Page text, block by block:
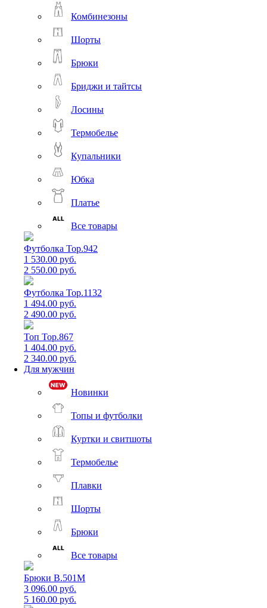
Комбинезоны
Шорты
Брюки
Бриджи и тайтсы
Лосины
Термобелье
Купальники
Юбка
Платье
Все товары
Футболка Top.942
1 530.00 руб.
2 550.00 руб.
Футболка Top.1132
1 494.00 руб.
2 490.00 руб.
Топ Top.867
1 404.00 руб.
2 340.00 руб.
Для мужчин
Новинки
Топы и футболки
Куртки и свитшоты
Термобелье
Плавки
Шорты
Брюки
Все товары
Брюки B.501M
3 096.00 руб.
5 160.00 руб.